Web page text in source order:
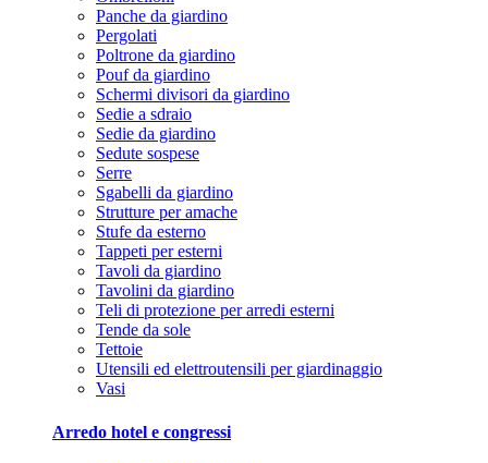
Panche da giardino
Pergolati
Poltrone da giardino
Pouf da giardino
Schermi divisori da giardino
Sedie a sdraio
Sedie da giardino
Sedute sospese
Serre
Sgabelli da giardino
Strutture per amache
Stufe da esterno
Tappeti per esterni
Tavoli da giardino
Tavolini da giardino
Teli di protezione per arredi esterni
Tende da sole
Tettoie
Utensili ed elettroutensili per giardinaggio
Vasi
Arredo hotel e congressi